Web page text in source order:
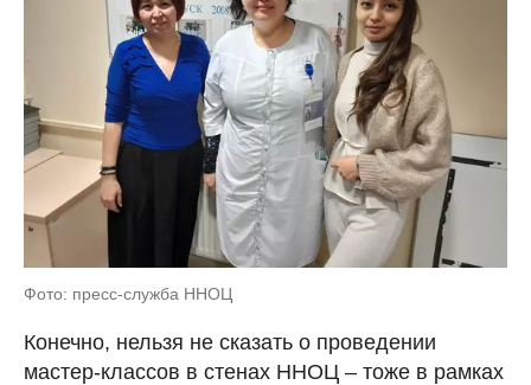
Фото: пресс-служба ННОЦ
Конечно, нельзя не сказать о проведении
мастер-классов в стенах ННОЦ – тоже в рамках